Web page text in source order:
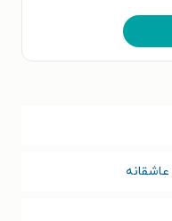
عاشقانه